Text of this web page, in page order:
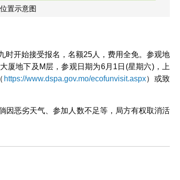
置示意图
时开始接受报名，名额25人，费用全免。参观地
厦地下及M层，参观日期为6月1日(星期六)，上
https://www.dspa.gov.mo/ecofunvisit.aspx）或致
因恶劣天气、参加人数不足等，局方有权取消活